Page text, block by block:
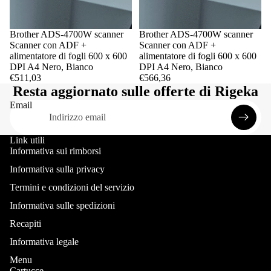
Brother ADS-4700W scanner
Scanner con ADF +
alimentatore di fogli 600 x 600
DPI A4 Nero, Bianco
€511,03
Brother ADS-4700W scanner
Scanner con ADF +
alimentatore di fogli 600 x 600
DPI A4 Nero, Bianco
€566,36
Resta aggiornato sulle offerte di Rigeka
Email
Link utili
Informativa sui rimborsi
Informativa sulla privacy
Termini e condizioni del servizio
Informativa sulle spedizioni
Recapiti
Informativa legale
Menu